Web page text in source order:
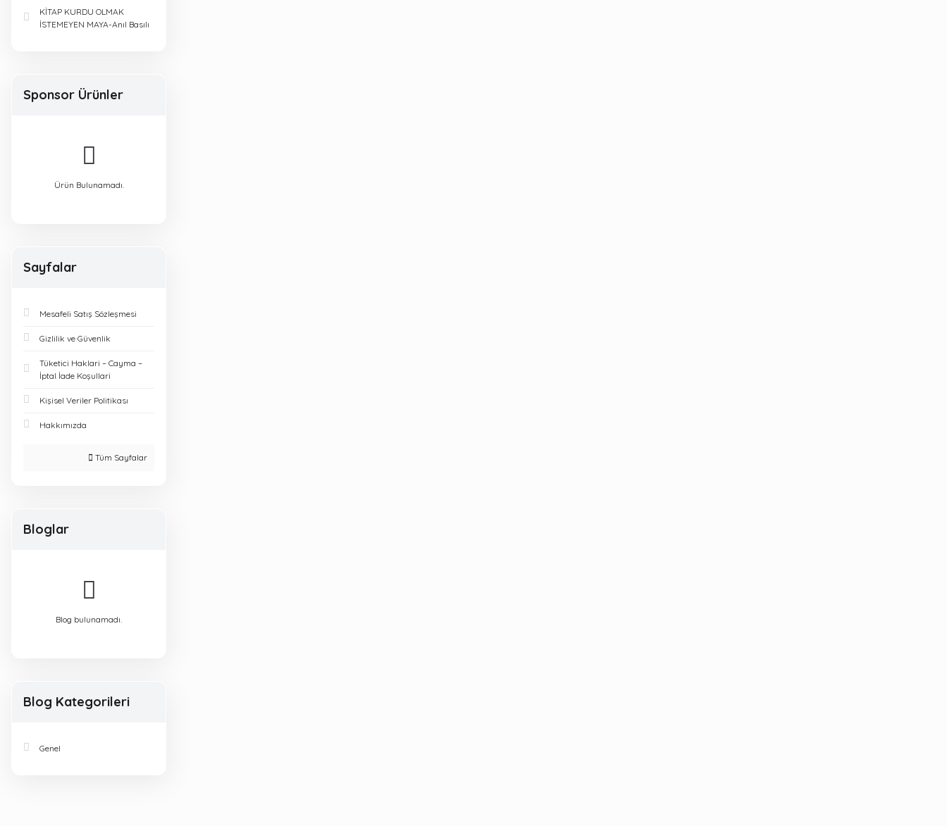
KİTAP KURDU OLMAK
İSTEMEYEN MAYA-Anıl Basılı
Sponsor Ürünler
Ürün Bulunamadı.
Sayfalar
Mesafeli Satış Sözleşmesi
Gizlilik ve Güvenlik
Tüketici Haklari – Cayma –
İptal İade Koşullari
Kişisel Veriler Politikası
Hakkımızda
Tüm Sayfalar
Bloglar
Blog bulunamadı.
Blog Kategorileri
Genel